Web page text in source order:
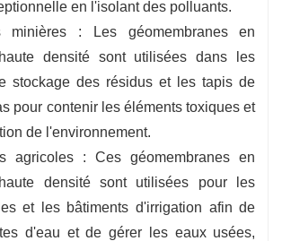
en l'isolant des polluants.
minières : Les géomembranes en
densité sont utilisées dans les
stockage des résidus et les tapis de
pour contenir les éléments toxiques et
de l'environnement.
agricoles : Ces géomembranes en
densité sont utilisées pour les
et les bâtiments d'irrigation afin de
d'eau et de gérer les eaux usées,